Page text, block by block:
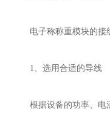
电子称称重模块的接
1、选用合适的导线
根据设备的功率、电流